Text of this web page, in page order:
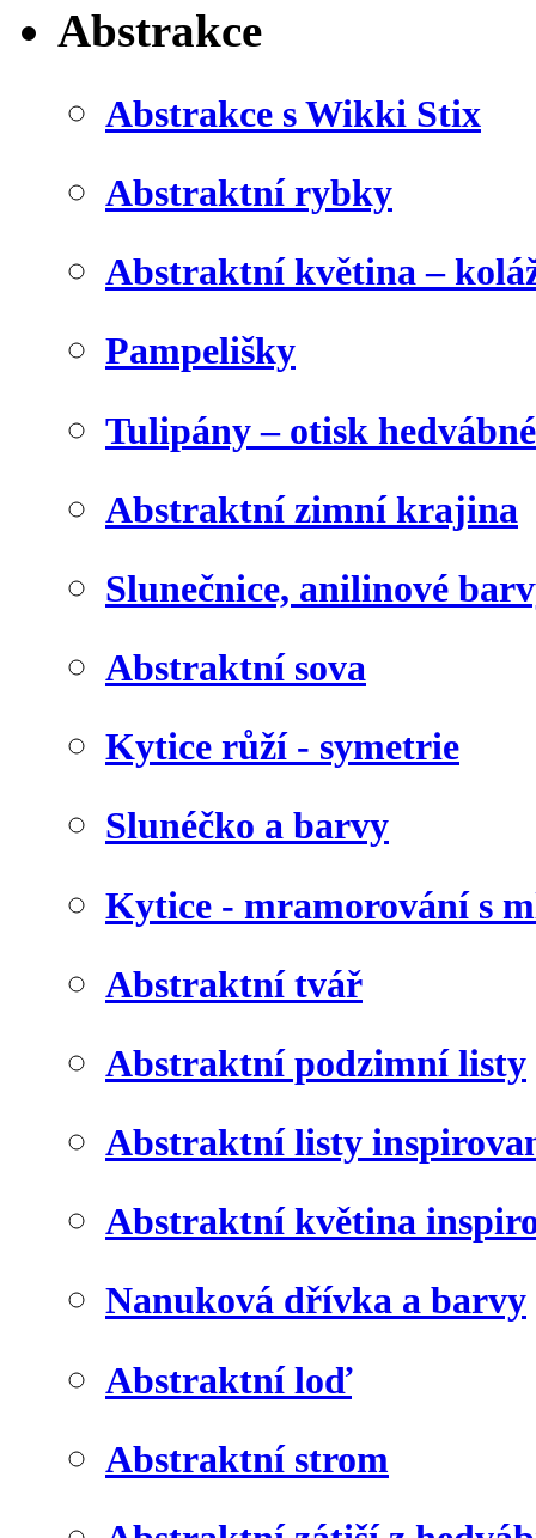
Abstrakce
Abstrakce s Wikki Stix
Abstraktní rybky
Abstraktní květina –
Pampelišky
Tulipány – otisk
Abstraktní zimní krajina
Slunečnice, anilinové
Abstraktní sova
Kytice růží - symetrie
Slunéčko a barvy
Kytice - mramorování s
Abstraktní tvář
Abstraktní podzimní listy
Abstraktní listy
Abstraktní květina
Nanuková dřívka a barvy
Abstraktní loď
Abstraktní strom